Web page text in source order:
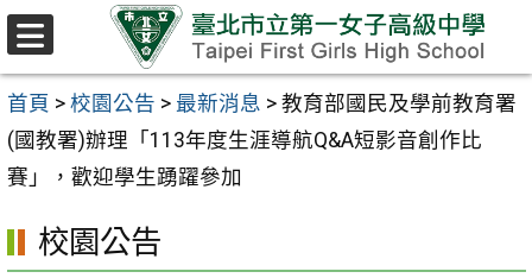
跳至主要內容區
首頁 > 校園公告 > 最新消息 > 教育部國民及學前教育署
(國教署)辦理「113年度生涯導航Q&A短影音創作比
賽」，歡迎學生踴躍參加
校園公告
選
單